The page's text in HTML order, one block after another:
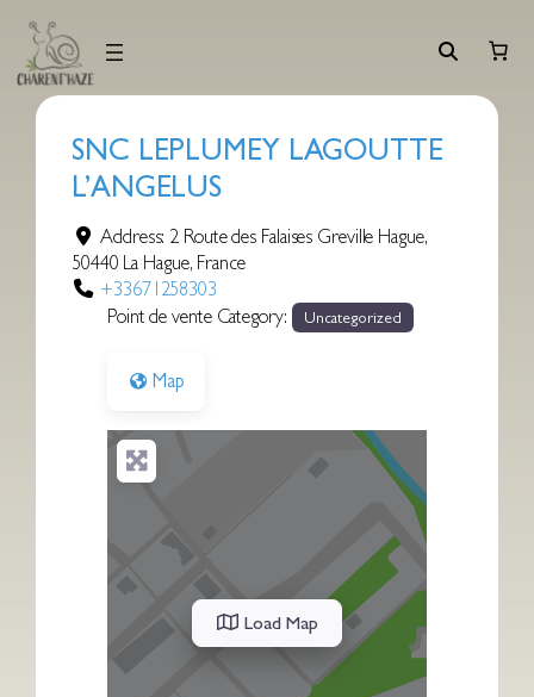
contenu
SNC LEPLUMEY LAGOUTTE
L’ANGELUS
Address: 2 Route des Falaises Greville Hague,
50440 La Hague, France
+33671258303
Point de vente Category:
Uncategorized
Map
Load Map